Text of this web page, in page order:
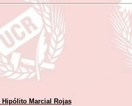
Hipólito Marcial Rojas